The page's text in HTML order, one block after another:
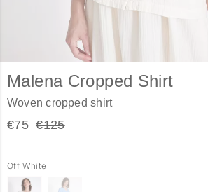
Malena Cropped Shirt
Woven cropped shirt
€75 €125
Off White